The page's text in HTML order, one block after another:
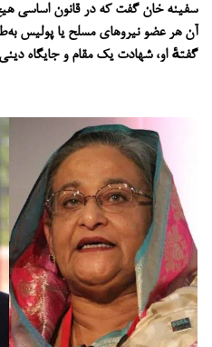
سفینه خان گفت که در قانون اساسی
آن هر عضو نیروهای مسلح یا پولیس
گفتهٔ او، شهادت یک مقام و جایگاه